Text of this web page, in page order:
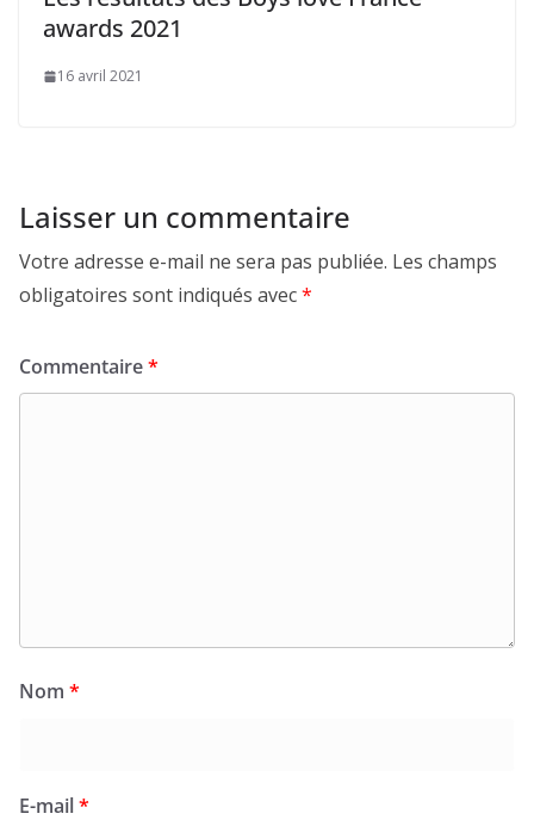
awards 2021
16 avril 2021
Laisser un commentaire
Votre adresse e-mail ne sera pas publiée. Les champs
obligatoires sont indiqués avec*
Commentaire*
Nom *
E-mail*